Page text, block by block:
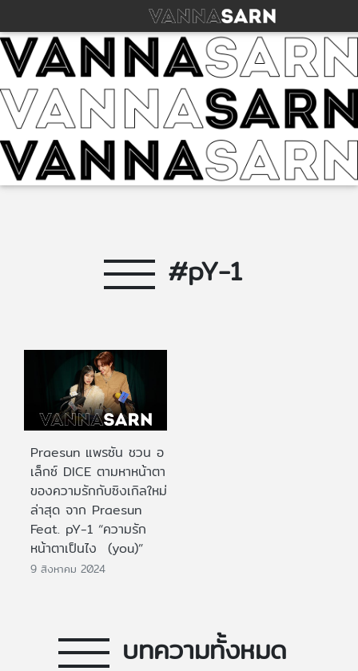
#pY-1
Praesun แพรซัน ชวน อ
เล็กซ์ DICE ตามหาหน้าตา
ของความรักกับซิงเกิลใหม่
ล่าสุด จาก Praesun
Feat. pY-1 “ความรัก
หน้าตาเป็นไง (you)”
9 สิงหาคม 2024
บทความทั้งหมด